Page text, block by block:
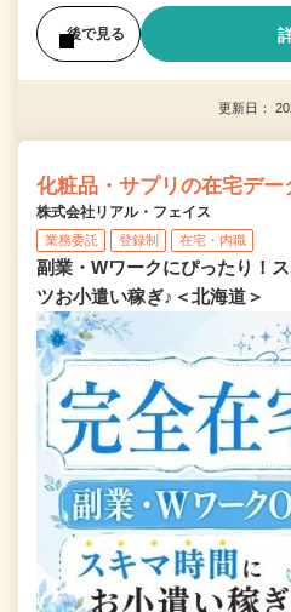
後で見る
更新日：
化粧品・サプリの在宅デー
株式会社リアル・フェイス
業務委託 登録制 在宅・内職
副業・Wワークにぴったり！
ツお小遣い稼ぎ♪＜北海道＞